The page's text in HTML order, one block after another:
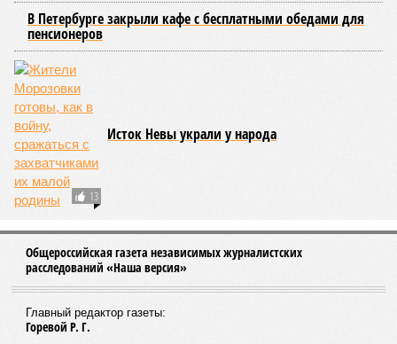
В Петербурге закрыли кафе с бесплатными обедами для
пенсионеров
13
Исток Невы украли у народа
Общероссийская газета независимых журналистских
расследований «Наша версия»
Главный редактор газеты:
Горевой Р. Г.